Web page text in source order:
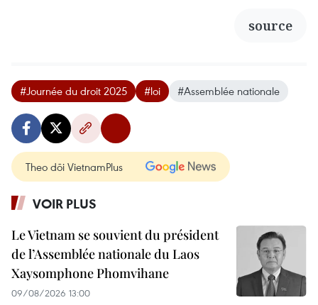
source
#Journée du droit 2025 #loi #Assemblée nationale
Theo dõi VietnamPlus
VOIR PLUS
Le Vietnam se souvient du président
de l’Assemblée nationale du Laos
Xaysomphone Phomvihane
09/08/2026 13:00